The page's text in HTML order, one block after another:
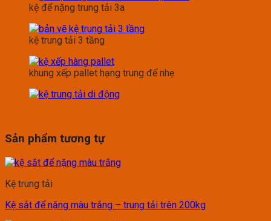
kệ để nặng trung tải 3a
kệ trung tải 3 tầng
khung xếp pallet hạng trung để nhẹ
Sản phẩm tương tự
Kệ trung tải
Kệ sắt để nặng màu trắng – trung tải trên 200kg